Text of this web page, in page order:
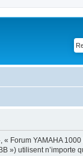
Forum YAMAHA
») utilisent n’importe